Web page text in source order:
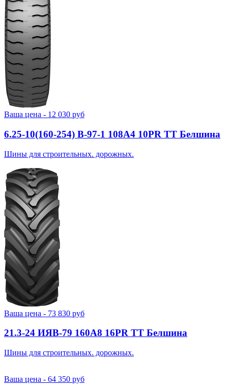
Ваша цена - 12 030 руб
6.25-10(160-254) В-97-1 108A4 10PR TT Белшина
Шины для строительных. дорожных.
Ваша цена - 73 830 руб
21.3-24 ИЯВ-79 160A8 16PR TT Белшина
Шины для строительных. дорожных.
Ваша цена - 64 350 руб